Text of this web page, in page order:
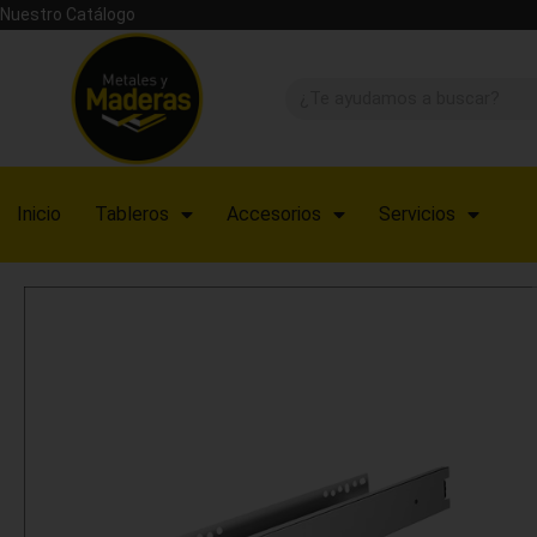
Nuestro Catálogo
Inicio Tableros Accesorios Servicios